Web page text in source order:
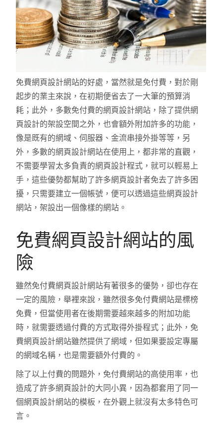
免費網頁設計網站的好處，當然就是免付費，對於剛
起步的業主來說，在初期便省去了一大筆的預算消
耗；此外，多數免付費的網頁設計網站，除了提供網
頁設計的架設空間之外，也會額外附加許多的功能，
像是既有的網域、伺服器、金流串接外掛等等，另
外，多數的網頁設計網站在使用上，都非常的直觀，
不需要學習太多負責的網頁設計程式，就可以輕易上
手，這些優勢都幫助了許多網頁設計者免去了許多困
擾，只需要建立一個帳號，便可以透過這些網頁設計
網站，架設出一個像樣的網站。
免費網頁設計網站的風
險
雖然免付費網頁設計網站有著很多的優勢，卻也存在
一定的風險，舉裡來說，雖然很多免付費網站是標榜
免費，但當使用者在後期需要越來越多的附加功能
時，就需要透過付費的方式取得外掛程式；此外，免
費網頁設計網站雖然提供了網域，但如果要設定專屬
的網域名稱，也是需要額外付費的。
除了以上付費的問題外，免付費網站的高使用率，也
造成了許多網頁設計的大同小異，因為都套用了同一
個網頁設計網站的模板，在外觀上就沒有太多特色可
言。